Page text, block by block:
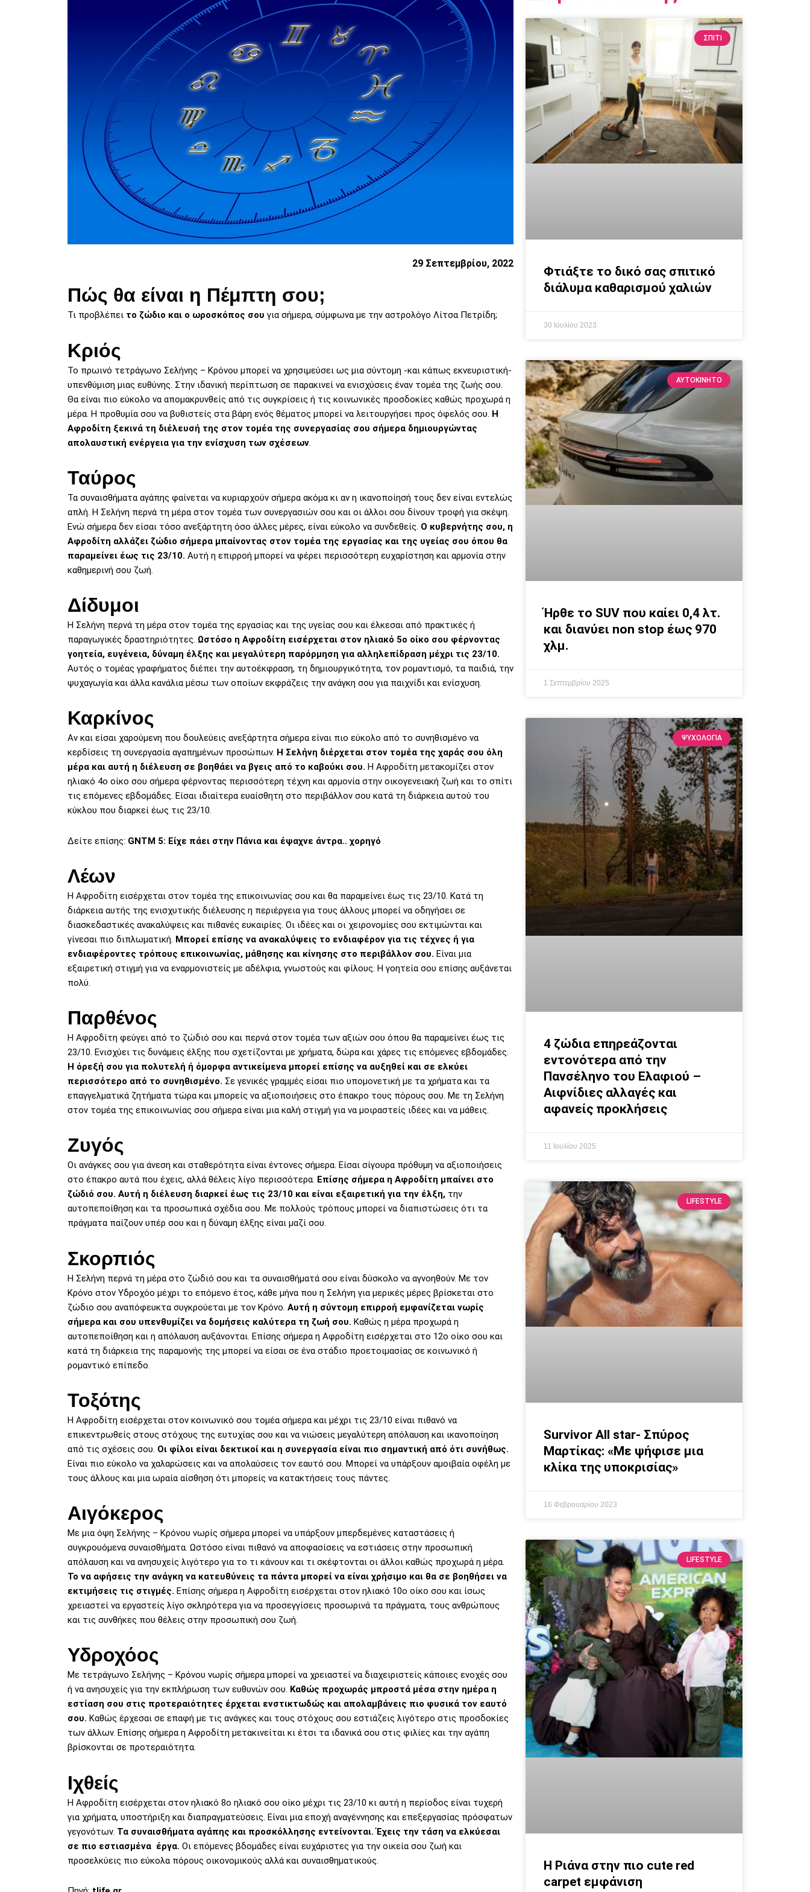
29 Σεπτεμβρίου, 2022
Πώς θα είναι η Πέμπτη σου;
Τι προβλέπει το ζώδιο και ο ωροσκόπος σου για σήμερα, σύμφωνα με την αστρολόγο Λίτσα Πετρίδη;
Κριός
Το πρωινό τετράγωνο Σελήνης – Κρόνου μπορεί να χρησιμεύσει ως μια σύντομη -και κάπως εκνευριστική-
υπενθύμιση μιας ευθύνης. Στην ιδανική περίπτωση σε παρακινεί να ενισχύσεις έναν τομέα της ζωής σου.
Θα είναι πιο εύκολο να απομακρυνθείς από τις συγκρίσεις ή τις κοινωνικές προσδοκίες καθώς προχωρά η
μέρα. Η προθυμία σου να βυθιστείς στα βάρη ενός θέματος μπορεί να λειτουργήσει προς όφελός σου. Η
Αφροδίτη ξεκινά τη διέλευσή της στον τομέα της συνεργασίας σου σήμερα δημιουργώντας
απολαυστική ενέργεια για την ενίσχυση των σχέσεων
Ταύρος
Τα συναισθήματα αγάπης φαίνεται να κυριαρχούν σήμερα ακόμα κι αν η ικανοποίησή τους δεν είναι εντελώς
απλή. Η Σελήνη περνά τη μέρα στον τομέα των συνεργασιών σου και οι άλλοι σου δίνουν τροφή για σκέψη.
Ενώ σήμερα δεν είσαι τόσο ανεξάρτητη όσο άλλες μέρες, είναι εύκολο να συνδεθείς. Ο κυβερνήτης σου, η
Αφροδίτη αλλάζει ζώδιο σήμερα μπαίνοντας στον τομέα της εργασίας και της υγείας σου όπου θα
παραμείνει έως τις 23/10. Αυτή η επιρροή μπορεί να φέρει περισσότερη ευχαρίστηση και αρμονία στην
καθημερινή σου ζωή.
Δίδυμοι
Η Σελήνη περνά τη μέρα στον τομέα της εργασίας και της υγείας σου και έλκεσαι από πρακτικές ή
παραγωγικές δραστηριότητες. Ωστόσο η Αφροδίτη εισέρχεται στον ηλιακό 5ο οίκο σου φέρνοντας
γοητεία, ευγένεια, δύναμη έλξης και μεγαλύτερη παρόρμηση για αλληλεπίδραση μέχρι τις 23/10.
Αυτός ο τομέας γραφήματος διέπει την αυτοέκφραση, τη δημιουργικότητα, τον ρομαντισμό, τα παιδιά, την
ψυχαγωγία και άλλα κανάλια μέσω των οποίων εκφράζεις την ανάγκη σου για παιχνίδι και ενίσχυση.
Καρκίνος
Αν και είσαι χαρούμενη που δουλεύεις ανεξάρτητα σήμερα είναι πιο εύκολο από το συνηθισμένο να
κερδίσεις τη συνεργασία αγαπημένων προσώπων. Η Σελήνη διέρχεται στον τομέα της χαράς σου όλη
μέρα και αυτή η διέλευση σε βοηθάει να βγεις από το καβούκι σου. Η Αφροδίτη μετακομίζει στον
ηλιακό 4ο οίκο σου σήμερα φέρνοντας περισσότερη τέχνη και αρμονία στην οικογενειακή ζωή και το σπίτι
τις επόμενες εβδομάδες. Είσαι ιδιαίτερα ευαίσθητη στο περιβάλλον σου κατά τη διάρκεια αυτού του
κύκλου που διαρκεί έως τις 23/10.
Δείτε επίσης: GNTM 5: Είχε πάει στην Πάνια και έψαχνε άντρα.. χορηγό
Λέων
Η Αφροδίτη εισέρχεται στον τομέα της επικοινωνίας σου και θα παραμείνει έως τις 23/10. Κατά τη
διάρκεια αυτής της ενισχυτικής διέλευσης η περιέργεια για τους άλλους μπορεί να οδηγήσει σε
διασκεδαστικές ανακαλύψεις και πιθανές ευκαιρίες. Οι ιδέες και οι χειρονομίες σου εκτιμώνται και
γίνεσαι πιο διπλωματική. Μπορεί επίσης να ανακαλύψεις το ενδιαφέρον για τις τέχνες ή για
ενδιαφέροντες τρόπους επικοινωνίας, μάθησης και κίνησης στο περιβάλλον σου. Είναι μια
εξαιρετική στιγμή για να εναρμονιστείς με αδέλφια, γνωστούς και φίλους. Η γοητεία σου επίσης αυξάνεται
πολύ.
Παρθένος
Η Αφροδίτη φεύγει από το ζώδιό σου και περνά στον τομέα των αξιών σου όπου θα παραμείνει έως τις
23/10. Ενισχύει τις δυνάμεις έλξης που σχετίζονται με χρήματα, δώρα και χάρες τις επόμενες εβδομάδες.
Η όρεξή σου για πολυτελή ή όμορφα αντικείμενα μπορεί επίσης να αυξηθεί και σε ελκύει
περισσότερο από το συνηθισμένο. Σε γενικές γραμμές είσαι πιο υπομονετική με τα χρήματα και τα
επαγγελματικά ζητήματα τώρα και μπορείς να αξιοποιήσεις στο έπακρο τους πόρους σου. Με τη Σελήνη
στον τομέα της επικοινωνίας σου σήμερα είναι μια καλή στιγμή για να μοιραστείς ιδέες και να μάθεις.
Ζυγός
Οι ανάγκες σου για άνεση και σταθερότητα είναι έντονες σήμερα. Είσαι σίγουρα πρόθυμη να αξιοποιήσεις
στο έπακρο αυτά που έχεις, αλλά θέλεις λίγο περισσότερα. Επίσης σήμερα η Αφροδίτη μπαίνει στο
ζώδιό σου. Αυτή η διέλευση διαρκεί έως τις 23/10 και είναι εξαιρετική για την έλξη, την
αυτοπεποίθηση και τα προσωπικά σχέδια σου. Με πολλούς τρόπους μπορεί να διαπιστώσεις ότι τα
πράγματα παίζουν υπέρ σου και η δύναμη έλξης είναι μαζί σου.
Σκορπιός
Η Σελήνη περνά τη μέρα στο ζώδιό σου και τα συναισθήματά σου είναι δύσκολο να αγνοηθούν. Με τον
Κρόνο στον Υδροχόο μέχρι το επόμενο έτος, κάθε μήνα που η Σελήνη για μερικές μέρες βρίσκεται στο
ζώδιο σου αναπόφευκτα συγκρούεται με τον Κρόνο. Αυτή η σύντομη επιρροή εμφανίζεται νωρίς
σήμερα και σου υπενθυμίζει να δομήσεις καλύτερα τη ζωή σου. Καθώς η μέρα προχωρά η
αυτοπεποίθηση και η απόλαυση αυξάνονται. Επίσης σήμερα η Αφροδίτη εισέρχεται στο 12ο οίκο σου και
κατά τη διάρκεια της παραμονής της μπορεί να είσαι σε ένα στάδιο προετοιμασίας σε κοινωνικό ή
ρομαντικό επίπεδο.
Τοξότης
Η Αφροδίτη εισέρχεται στον κοινωνικό σου τομέα σήμερα και μέχρι τις 23/10 είναι πιθανό να
επικεντρωθείς στους στόχους της ευτυχίας σου και να νιώσεις μεγαλύτερη απόλαυση και ικανοποίηση
από τις σχέσεις σου. Οι φίλοι είναι δεκτικοί και η συνεργασία είναι πιο σημαντική από ότι συνήθως.
Είναι πιο εύκολο να χαλαρώσεις και να απολαύσεις τον εαυτό σου. Μπορεί να υπάρξουν αμοιβαία οφέλη με
τους άλλους και μια ωραία αίσθηση ότι μπορείς να κατακτήσεις τους πάντες.
Αιγόκερος
Με μια όψη Σελήνης – Κρόνου νωρίς σήμερα μπορεί να υπάρξουν μπερδεμένες καταστάσεις ή
συγκρουόμενα συναισθήματα. Ωστόσο είναι πιθανό να αποφασίσεις να εστιάσεις στην προσωπική
απόλαυση και να ανησυχείς λιγότερο για το τι κάνουν και τι σκέφτονται οι άλλοι καθώς προχωρά η μέρα.
Το να αφήσεις την ανάγκη να κατευθύνεις τα πάντα μπορεί να είναι χρήσιμο και θα σε βοηθήσει να
εκτιμήσεις τις στιγμές. Επίσης σήμερα η Αφροδίτη εισέρχεται στον ηλιακό 10ο οίκο σου και ίσως
χρειαστεί να εργαστείς λίγο σκληρότερα για να προσεγγίσεις προσωρινά τα πράγματα, τους ανθρώπους
και τις συνθήκες που θέλεις στην προσωπική σου ζωή.
Υδροχόος
Με τετράγωνο Σελήνης – Κρόνου νωρίς σήμερα μπορεί να χρειαστεί να διαχειριστείς κάποιες ενοχές σου
ή να ανησυχείς για την εκπλήρωση των ευθυνών σου. Καθώς προχωράς μπροστά μέσα στην ημέρα η
εστίαση σου στις προτεραιότητες έρχεται ενστικτωδώς και απολαμβάνεις πιο φυσικά τον εαυτό
σου. Καθώς έρχεσαι σε επαφή με τις ανάγκες και τους στόχους σου εστιάζεις λιγότερο στις προσδοκίες
των άλλων. Επίσης σήμερα η Αφροδίτη μετακινείται κι έτσι τα ιδανικά σου στις φιλίες και την αγάπη
βρίσκονται σε προτεραιότητα.
Ιχθείς
Η Αφροδίτη εισέρχεται στον ηλιακό 8ο ηλιακό σου οίκο μέχρι τις 23/10 κι αυτή η περίοδος είναι τυχερή
για χρήματα, υποστήριξη και διαπραγματεύσεις. Είναι μια εποχή αναγέννησης και επεξεργασίας πρόσφατων
γεγονότων. Τα συναισθήματα αγάπης και προσκόλλησης εντείνονται. Έχεις την τάση να ελκύεσαι
σε πιο εστιασμένα έργα. Οι επόμενες βδομάδες είναι ευχάριστες για την οικεία σου ζωή και
προσελκύεις πιο εύκολα πόρους οικονομικούς αλλά και συναισθηματικούς.
ΣΠΙΤΙ
Φτιάξτε το δικό σας σπιτικό
διάλυμα καθαρισμού χαλιών
30 Ιουλίου 2023
ΑΥΤΟΚΙΝΗΤΟ
Ήρθε το SUV που καίει 0,4 λτ.
και διανύει non stop έως 970
χλμ.
1 Σεπτεμβρίου 2025
ΨΥΧΟΛΟΓΙΑ
4 ζώδια επηρεάζονται
εντονότερα από την
Πανσέληνο του Ελαφιού –
Αιφνίδιες αλλαγές και
αφανείς προκλήσεις
11 Ιουλίου 2025
LIFESTYLE
Survivor All star- Σπύρος
Μαρτίκας: «Με ψήφισε μια
κλίκα της υποκρισίας»
16 Φεβρουαρίου 2023
LIFESTYLE
Η Ριάνα στην πιο cute red
carpet εμφάνιση